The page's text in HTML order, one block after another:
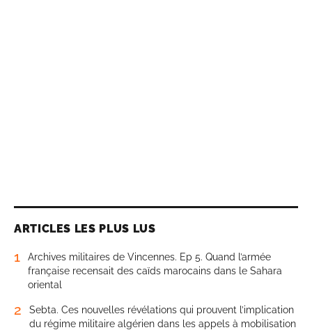
ARTICLES LES PLUS LUS
1
Archives militaires de Vincennes. Ep 5. Quand l’armée
française recensait des caïds marocains dans le Sahara
oriental
2
Sebta. Ces nouvelles révélations qui prouvent l’implication
du régime militaire algérien dans les appels à mobilisation